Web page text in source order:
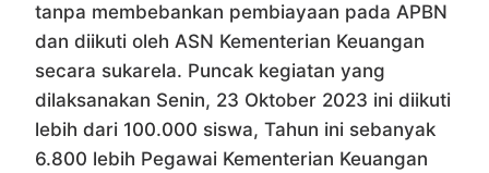
tanpa membebankan pembiayaan pada APBN
dan diikuti oleh ASN Kementerian Keuangan
secara sukarela. Puncak kegiatan yang
dilaksanakan Senin, 23 Oktober 2023 ini diikuti
lebih dari 100.000 siswa, Tahun ini sebanyak
6.800 lebih Pegawai Kementerian Keuangan